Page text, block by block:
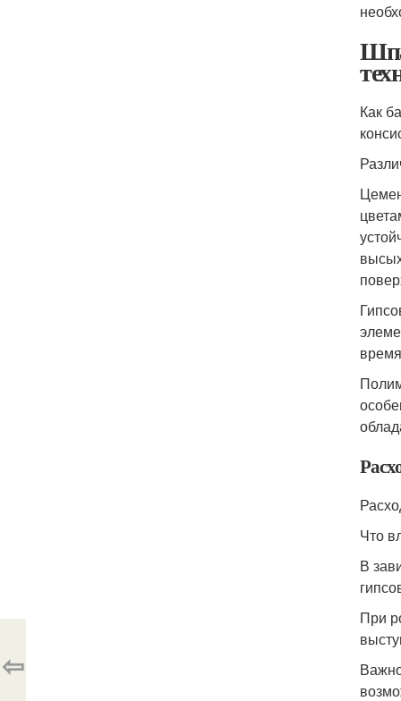
Как
Что
В
При
⇦